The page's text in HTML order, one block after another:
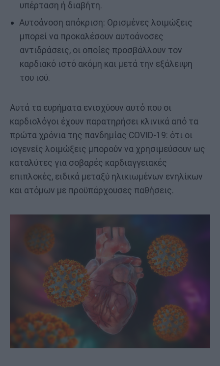
υπέρταση ή διαβήτη.
Αυτοάνοση απόκριση: Ορισμένες λοιμώξεις
μπορεί να προκαλέσουν αυτοάνοσες
αντιδράσεις, οι οποίες προσβάλλουν τον
καρδιακό ιστό ακόμη και μετά την εξάλειψη
του ιού.
Αυτά τα ευρήματα ενισχύουν αυτό που οι
καρδιολόγοι έχουν παρατηρήσει κλινικά από τα
πρώτα χρόνια της πανδημίας COVID-19: ότι οι
ιογενείς λοιμώξεις μπορούν να χρησιμεύσουν ως
καταλύτες για σοβαρές καρδιαγγειακές
επιπλοκές, ειδικά μεταξύ ηλικιωμένων ενηλίκων
και ατόμων με προϋπάρχουσες παθήσεις.